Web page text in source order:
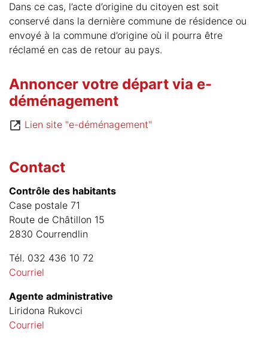
Dans ce cas, l’acte d’origine du citoyen est soit
conservé dans la dernière commune de résidence ou
envoyé à la commune d’origine où il pourra être
réclamé en cas de retour au pays.
Annoncer votre départ via e-
déménagement
Lien site "e-déménagement"
Contact
Contrôle des habitants
Case postale 71
Route de Châtillon 15
2830 Courrendlin
Tél. 032 436 10 72
Courriel
Agente administrative
Liridona Rukovci
Courriel